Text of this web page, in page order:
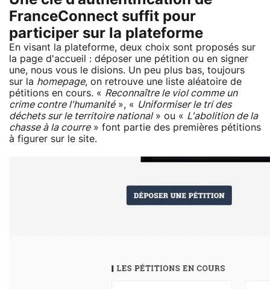
FranceConnect suffit pour
participer sur la plateforme
En visant la plateforme, deux choix sont proposés sur
la page d'accueil : déposer une pétition ou en signer
une, nous vous le disions. Un peu plus bas, toujours
sur la homepage, on retrouve une liste aléatoire de
pétitions en cours. « Reconnaître le viol comme un
crime contre l'humanité», « Uniformiser le tri des
déchets sur le territoire national» ou « L'abolition de la
chasse à la courre» font partie des premières pétitions
à figurer sur le site.